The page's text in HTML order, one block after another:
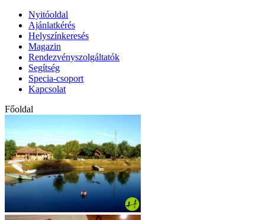
Nyitóoldal
Ajánlatkérés
Helyszínkeresés
Magazin
Rendezvényszolgáltatók
Segítség
Specia-csoport
Kapcsolat
Főoldal